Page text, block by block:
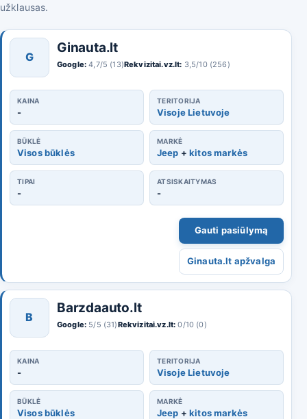
užklausas.
G
Ginauta.lt
Google: 4,7/5 (13)Rekvizitai.vz.lt: 3,5/10 (256)
KAINA
-
TERITORIJA
Visoje Lietuvoje
BŪKLĖ
Visos būklės
MARKĖ
Jeep +kitos markės
TIPAI
-
ATSISKAITYMAS
-
Gauti pasiūlymą
Ginauta.lt apžvalga
B
Barzdaauto.lt
Google: 5/5 (31)Rekvizitai.vz.lt: 0/10 (0)
KAINA
-
TERITORIJA
Visoje Lietuvoje
BŪKLĖ
Visos būklės
MARKĖ
Jeep +kitos markės